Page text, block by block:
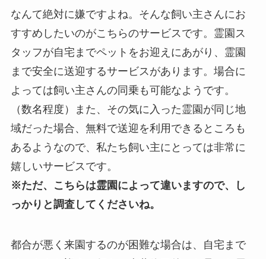
なんて絶対に嫌ですよね。そんな飼い主さんにお
すすめしたいのがこちらのサービスです。霊園ス
タッフが自宅までペットをお迎えにあがり、霊園
まで安全に送迎するサービスがあります。場合に
よっては飼い主さんの同乗も可能なようです。
（数名程度）また、その気に入った霊園が同じ地
域だった場合、無料で送迎を利用できるところも
あるようなので、私たち飼い主にとっては非常に
嬉しいサービスです。
※ただ、こちらは霊園によって違いますので、し
っかりと調査してくださいね。
都合が悪く来園するのが困難な場合は、自宅まで